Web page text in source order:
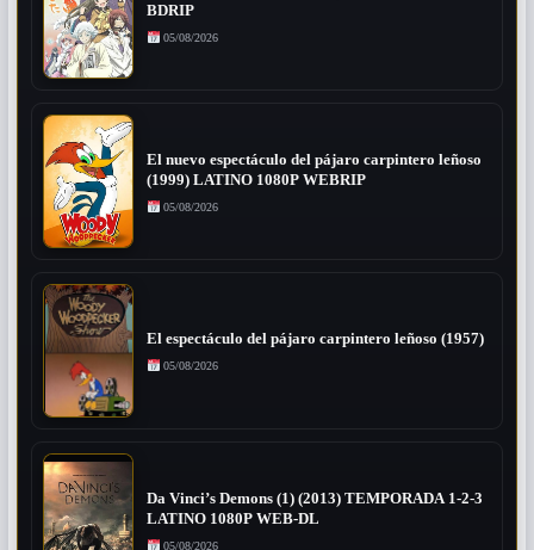
BDRIP
05/08/2026
El nuevo espectáculo del pájaro carpintero leñoso
(1999) LATINO 1080P WEBRIP
05/08/2026
El espectáculo del pájaro carpintero leñoso (1957)
05/08/2026
Da Vinci’s Demons (1) (2013) TEMPORADA 1-2-3
LATINO 1080P WEB-DL
05/08/2026